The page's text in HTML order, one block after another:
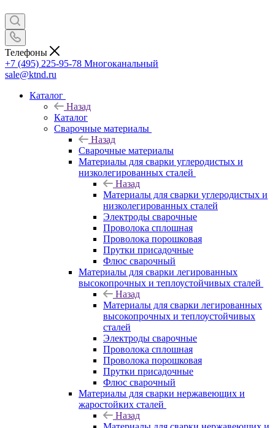
Телефоны
+7 (495) 225-95-78 Многоканальный
sale@ktnd.ru
Каталог
Назад
Каталог
Сварочные материалы
Назад
Сварочные материалы
Материалы для сварки углеродистых и
низколегированных сталей
Назад
Материалы для сварки углеродистых и
низколегированных сталей
Электроды сварочные
Проволока сплошная
Проволока порошковая
Прутки присадочные
Флюс сварочный
Материалы для сварки легированных
высокопрочных и теплоустойчивых сталей
Назад
Материалы для сварки легированных
высокопрочных и теплоустойчивых
сталей
Электроды сварочные
Проволока сплошная
Проволока порошковая
Прутки присадочные
Флюс сварочный
Материалы для сварки нержавеющих и
жаростойких сталей
Назад